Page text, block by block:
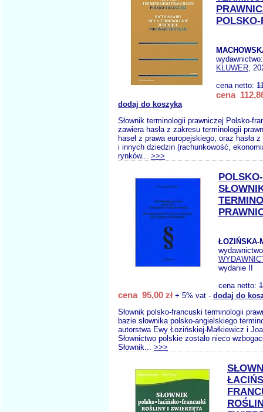
KLUWER,
cena netto:
cena
dodaj do koszyka
Słownik terminologii prawniczej Polsko-
zawiera hasła z zakresu terminologii
haseł z prawa europejskiego, oraz hasła
i innych dziedzin (rachunkowość,
rynków... >>>
ŁOZIŃSKA-
wydanie II
cena netto:
cena 95,00 zł + 5% vat - dodaj do
Słownik polsko-francuski terminologii
bazie słownika polsko-angielskiego
autorstwa Ewy Łozińskiej-Małkiewicz i
Słownictwo polskie zostało nieco
Słownik... >>>